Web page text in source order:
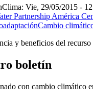
Vie, 29/05/2015 -
Partnership América
adaptaciónCambio
y beneficios del
boletín
con cambio climático